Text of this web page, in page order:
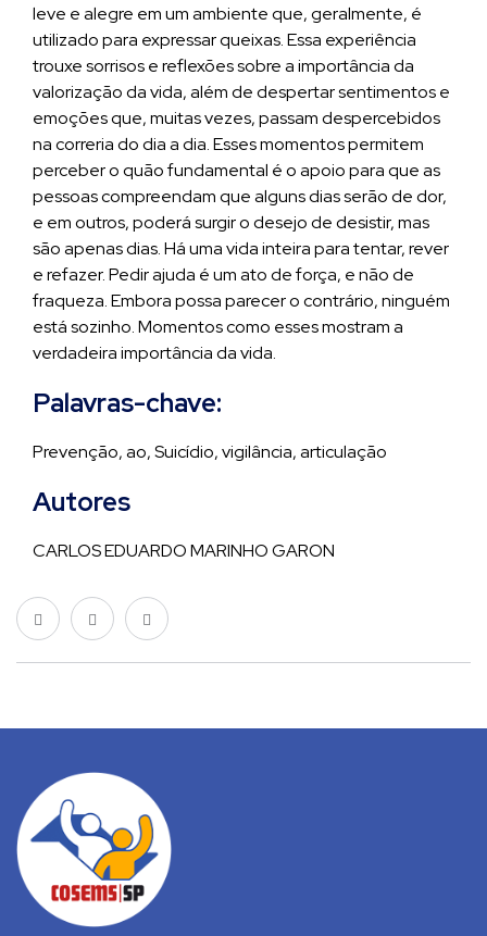
leve e alegre em um ambiente que, geralmente, é
utilizado para expressar queixas. Essa experiência
trouxe sorrisos e reflexões sobre a importância da
valorização da vida, além de despertar sentimentos e
emoções que, muitas vezes, passam despercebidos
na correria do dia a dia. Esses momentos permitem
perceber o quão fundamental é o apoio para que as
pessoas compreendam que alguns dias serão de dor,
e em outros, poderá surgir o desejo de desistir, mas
são apenas dias. Há uma vida inteira para tentar, rever
e refazer. Pedir ajuda é um ato de força, e não de
fraqueza. Embora possa parecer o contrário, ninguém
está sozinho. Momentos como esses mostram a
verdadeira importância da vida.
Palavras-chave:
Prevenção, ao, Suicídio, vigilância, articulação
Autores
CARLOS EDUARDO MARINHO GARON